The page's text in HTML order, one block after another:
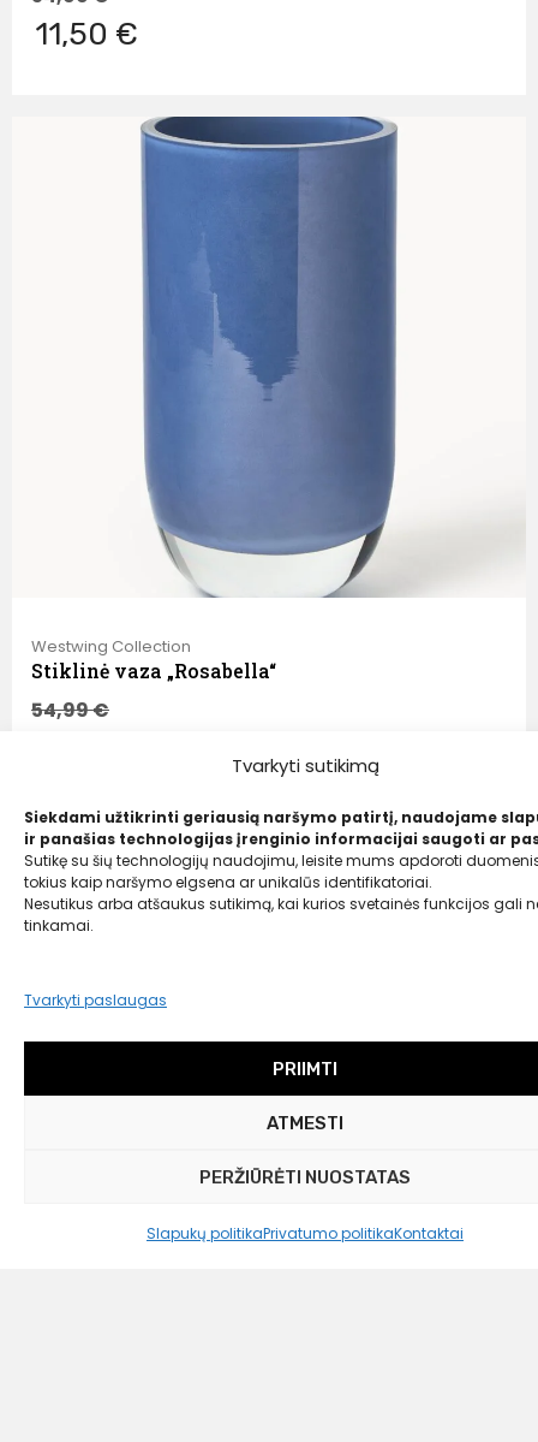
Tvarkyti sutikimą
Siekdami užtikrinti geriausią naršymo patirtį, naudojame
ir panašias technologijas įrenginio informacijai saugoti ar
Sutikę su šių technologijų naudojimu, leisite mums apdoroti
tokius kaip naršymo elgsena ar unikalūs identifikatoriai.
Nesutikus arba atšaukus sutikimą, kai kurios svetainės funkcijos gali
tinkamai.
Tvarkyti paslaugas
PRIIMTI
ATMESTI
PERŽIŪRĖTI NUOSTATAS
Slapukų politikaPrivatumo politikaKontaktai
11,50 €
Westwing Collection
Stiklinė vaza „Rosabella“
54,99€